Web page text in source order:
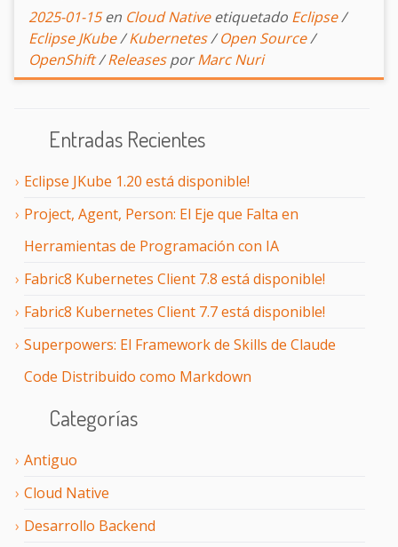
Entradas Recientes
Eclipse JKube 1.20 está disponible!
Project, Agent, Person: El Eje que Falta en
Herramientas de Programación con IA
Fabric8 Kubernetes Client 7.8 está disponible!
Fabric8 Kubernetes Client 7.7 está disponible!
Superpowers: El Framework de Skills de Claude
Code Distribuido como Markdown
Categorías
Antiguo
Cloud Native
Desarrollo Backend
2025-01-15 en Cloud Native etiquetado Eclipse/
Eclipse JKube/Kubernetes/Open Source/
OpenShift/Releases por Marc Nuri